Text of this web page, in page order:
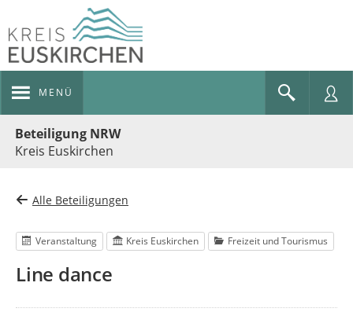
MENÜ
Beteiligung NRW
Kreis Euskirchen
Alle Beteiligungen
Veranstaltung Kreis Euskirchen Freizeit und Tourismus
Line dance